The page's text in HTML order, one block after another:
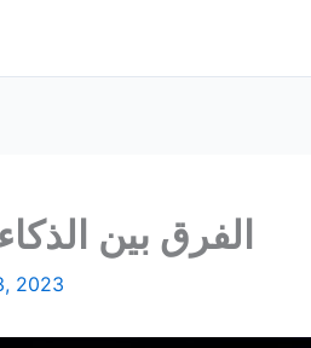
الفرق بين
2023